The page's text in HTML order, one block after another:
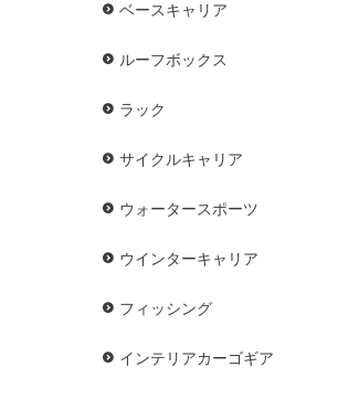
ベースキャリア
ルーフボックス
ラック
サイクルキャリア
ウォータースポーツ
ウインターキャリア
フィッシング
インテリアカーゴギア